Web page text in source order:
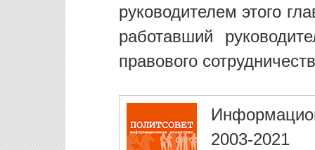
руководителем этого
работавший
правового
2003-2021